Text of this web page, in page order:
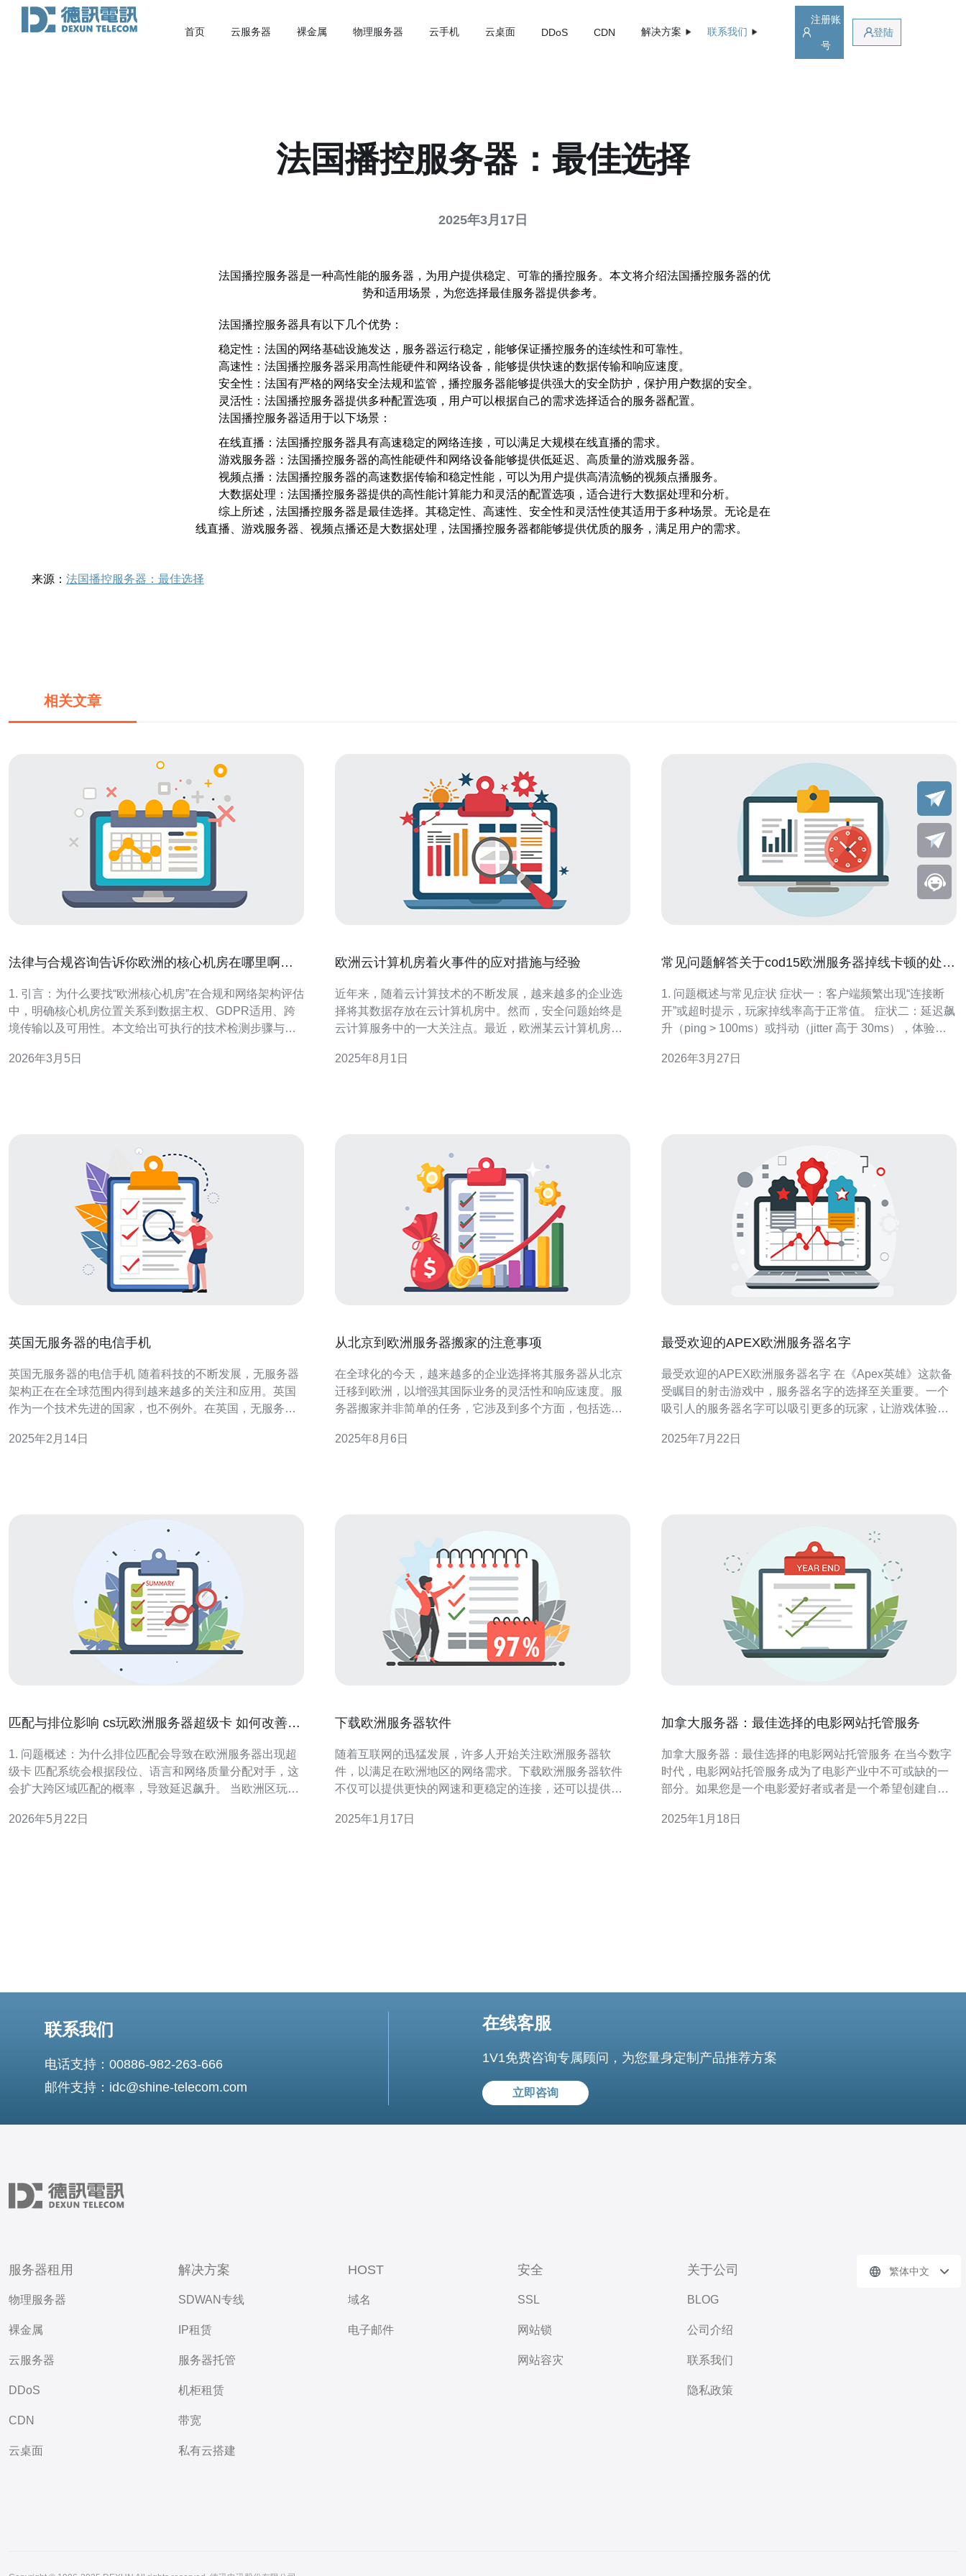
首页 云服务器 裸金属 物理服务器 云手机 云桌面 DDoS CDN 解决方案 联系我们
注册账
号
登陆
法国播控服务器：最佳选择
2025年3月17日
法国播控服务器是一种高性能的服务器，为用户提供稳定、可靠的播控服务。本文将介绍法国播控服务器的优
势和适用场景，为您选择最佳服务器提供参考。
法国播控服务器具有以下几个优势：
稳定性：法国的网络基础设施发达，服务器运行稳定，能够保证播控服务的连续性和可靠性。
高速性：法国播控服务器采用高性能硬件和网络设备，能够提供快速的数据传输和响应速度。
安全性：法国有严格的网络安全法规和监管，播控服务器能够提供强大的安全防护，保护用户数据的安全。
灵活性：法国播控服务器提供多种配置选项，用户可以根据自己的需求选择适合的服务器配置。
法国播控服务器适用于以下场景：
在线直播：法国播控服务器具有高速稳定的网络连接，可以满足大规模在线直播的需求。
游戏服务器：法国播控服务器的高性能硬件和网络设备能够提供低延迟、高质量的游戏服务器。
视频点播：法国播控服务器的高速数据传输和稳定性能，可以为用户提供高清流畅的视频点播服务。
大数据处理：法国播控服务器提供的高性能计算能力和灵活的配置选项，适合进行大数据处理和分析。
综上所述，法国播控服务器是最佳选择。其稳定性、高速性、安全性和灵活性使其适用于多种场景。无论是在
线直播、游戏服务器、视频点播还是大数据处理，法国播控服务器都能够提供优质的服务，满足用户的需求。
来源： 法国播控服务器：最佳选择
相关文章
法律与合规咨询告诉你欧洲的核心机房在哪里啊可
1. 引言：为什么要找“欧洲核心机房”在合规和网络架构评估
中，明确核心机房位置关系到数据主权、GDPR适用、跨
境传输以及可用性。本文给出可执行的技术检测步骤与法
准备：明确目标与权限确认目标：是查找你自己服务器的
2026年3月5日
欧洲云计算机房着火事件的应对措施与经验
近年来，随着云计算技术的不断发展，越来越多的企业选
择将其数据存放在云计算机房中。然而，安全问题始终是
云计算服务中的一大关注点。最近，欧洲某云计算机房发
业造成了直接损失，也为我们提供了重要的应对措施和经
2025年8月1日
常见问题解答关于cod15欧洲服务器掉线卡顿的处理
1. 问题概述与常见症状 症状一：客户端频繁出现“连接断
开”或超时提示，玩家掉线率高于正常值。 症状二：延迟飙
升（ping > 100ms）或抖动（jitter 高于 30ms），体验明
显示重传与握手失败。 症状四：部分地区玩家正常、部分
2026年3月27日
英国无服务器的电信手机
英国无服务器的电信手机 随着科技的不断发展，无服务器
架构正在在全球范围内得到越来越多的关注和应用。英国
作为一个技术先进的国家，也不例外。在英国，无服务器
和便捷的通信体验。 无服务器架构是一种基于云计算的架
2025年2月14日
从北京到欧洲服务器搬家的注意事项
在全球化的今天，越来越多的企业选择将其服务器从北京
迁移到欧洲，以增强其国际业务的灵活性和响应速度。服
务器搬家并非简单的任务，它涉及到多个方面，包括选择
介绍从北京到欧洲服务器搬家的注意事项，帮助您顺利完
2025年8月6日
最受欢迎的APEX欧洲服务器名字
最受欢迎的APEX欧洲服务器名字 在《Apex英雄》这款备
受瞩目的射击游戏中，服务器名字的选择至关重要。一个
吸引人的服务器名字可以吸引更多的玩家，让游戏体验更
我们来看看哪些是最受欢迎的。 这个服务器名字充满了战
2025年7月22日
匹配与排位影响 cs玩欧洲服务器超级卡 如何改善匹
1. 问题概述：为什么排位匹配会导致在欧洲服务器出现超
级卡 匹配系统会根据段位、语言和网络质量分配对手，这
会扩大跨区域匹配的概率，导致延迟飙升。 当欧洲区玩家
增加ping值和丢包率。 客户端到服务器的路由不稳定、
2026年5月22日
下载欧洲服务器软件
随着互联网的迅猛发展，许多人开始关注欧洲服务器软
件，以满足在欧洲地区的网络需求。下载欧洲服务器软件
不仅可以提供更快的网速和更稳定的连接，还可以提供更
软件，以及其中一些热门的选择。 下载欧洲服务器软件非
2025年1月17日
加拿大服务器：最佳选择的电影网站托管服务
加拿大服务器：最佳选择的电影网站托管服务 在当今数字
时代，电影网站托管服务成为了电影产业中不可或缺的一
部分。如果您是一个电影爱好者或者是一个希望创建自己
关重要。本文将介绍加拿大服务器作为最佳选择的电影网
2025年1月18日
联系我们
电话支持：00886-982-263-666
邮件支持：idc@shine-telecom.com
在线客服
1V1免费咨询专属顾问，为您量身定制产品推荐方案
立即咨询
服务器租用
物理服务器
裸金属
云服务器
DDoS
CDN
云桌面
解决方案
SDWAN专线
IP租赁
服务器托管
机柜租赁
带宽
私有云搭建
HOST
域名
电子邮件
安全
SSL
网站锁
网站容灾
关于公司
BLOG
公司介绍
联系我们
隐私政策
繁体中文